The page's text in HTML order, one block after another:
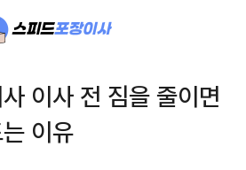
이사 전 짐을 줄이면
이유